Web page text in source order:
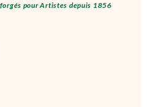
pour Artistes depuis 1856